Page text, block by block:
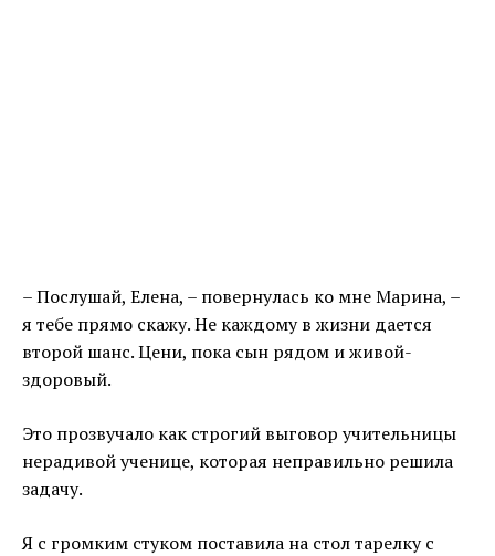
– Послушай, Елена, – повернулась ко мне Марина, –
я тебе прямо скажу. Не каждому в жизни дается
второй шанс. Цени, пока сын рядом и живой-
здоровый.
Это прозвучало как строгий выговор учительницы
нерадивой ученице, которая неправильно решила
задачу.
Я с громким стуком поставила на стол тарелку с